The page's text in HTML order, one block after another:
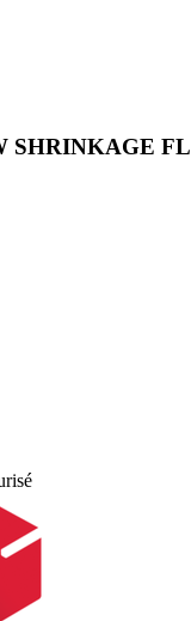
SHRINKAGE